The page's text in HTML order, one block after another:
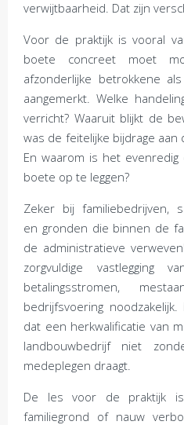
verwijtbaarheid. Dat zijn
Voor de praktijk is vooral
boete concreet moet
afzonderlijke betrokkene
aangemerkt. Welke
verricht? Waaruit blijkt de
was de feitelijke bijdrage aan
En waarom is het
boete op te leggen?
Zeker bij familiebedrijven,
en gronden die binnen de
de administratieve
zorgvuldige vastlegging
betalingsstromen,
bedrijfsvoering
dat een herkwalificatie van
landbouwbedrijf niet
medeplegen draagt.
De les voor de praktijk
familiegrond of nauw